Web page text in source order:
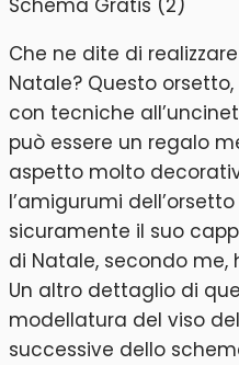
Che ne dite di
Natale? Questo
con tecniche
può essere un regalo
aspetto molto
l’amigurumi
sicuramente il suo
di Natale, secondo
Un altro dettaglio di
modellatura del viso
successive dello